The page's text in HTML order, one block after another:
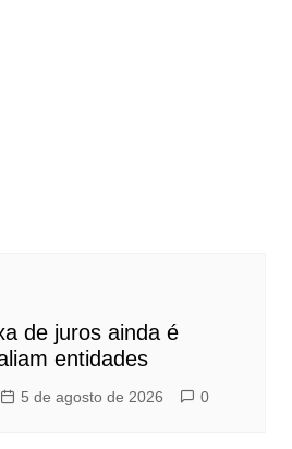
de juros ainda é
entidades
5 de agosto de 2026 0